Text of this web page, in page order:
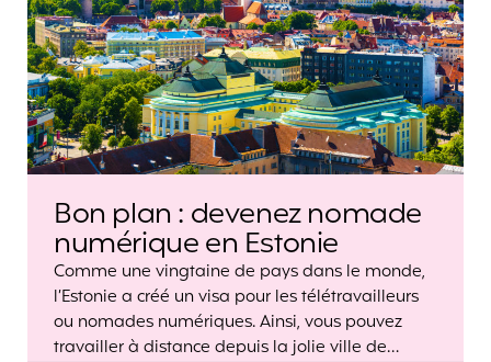
Bon plan : devenez nomade
numérique en Estonie
Comme une vingtaine de pays dans le monde,
l’Estonie a créé un visa pour les télétravailleurs
ou nomades numériques. Ainsi, vous pouvez
travailler à distance depuis la jolie ville de…